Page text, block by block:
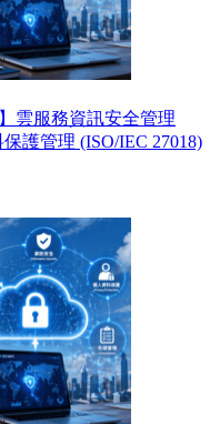
雲服務資訊安全管理
護管理 (ISO/IEC 27018)